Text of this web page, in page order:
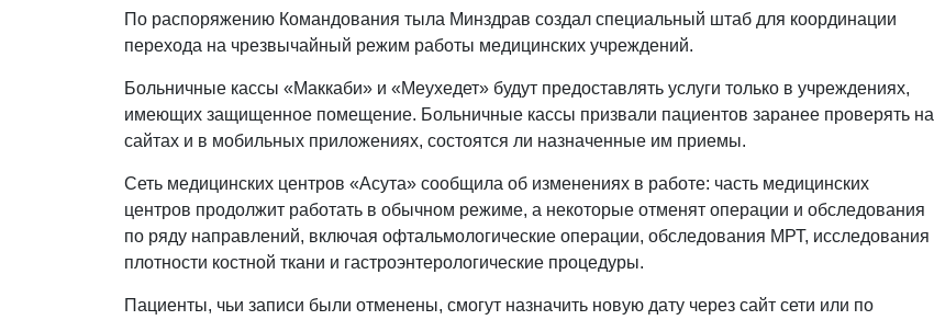
По распоряжению Командования тыла Минздрав создал специальный штаб для координации
перехода на чрезвычайный режим работы медицинских учреждений.
Больничные кассы «Маккаби» и «Меухедет» будут предоставлять услуги только в учреждениях,
имеющих защищенное помещение. Больничные кассы призвали пациентов заранее проверять на
сайтах и в мобильных приложениях, состоятся ли назначенные им приемы.
Сеть медицинских центров «Асута» сообщила об изменениях в работе: часть медицинских
центров продолжит работать в обычном режиме, а некоторые отменят операции и обследования
по ряду направлений, включая офтальмологические операции, обследования МРТ, исследования
плотности костной ткани и гастроэнтерологические процедуры.
Пациенты, чьи записи были отменены, смогут назначить новую дату через сайт сети или по